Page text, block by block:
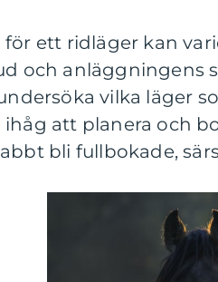
ett ridläger kan
och anläggningens
vilka läger
ihåg att planera och
bli fullbokade,